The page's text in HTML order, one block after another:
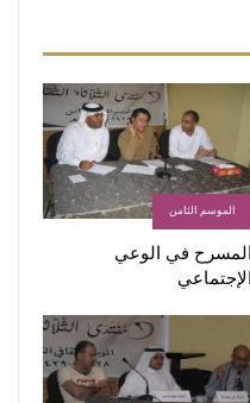
الموسم الثامن
المسرح في الوعي
الإجتماعي